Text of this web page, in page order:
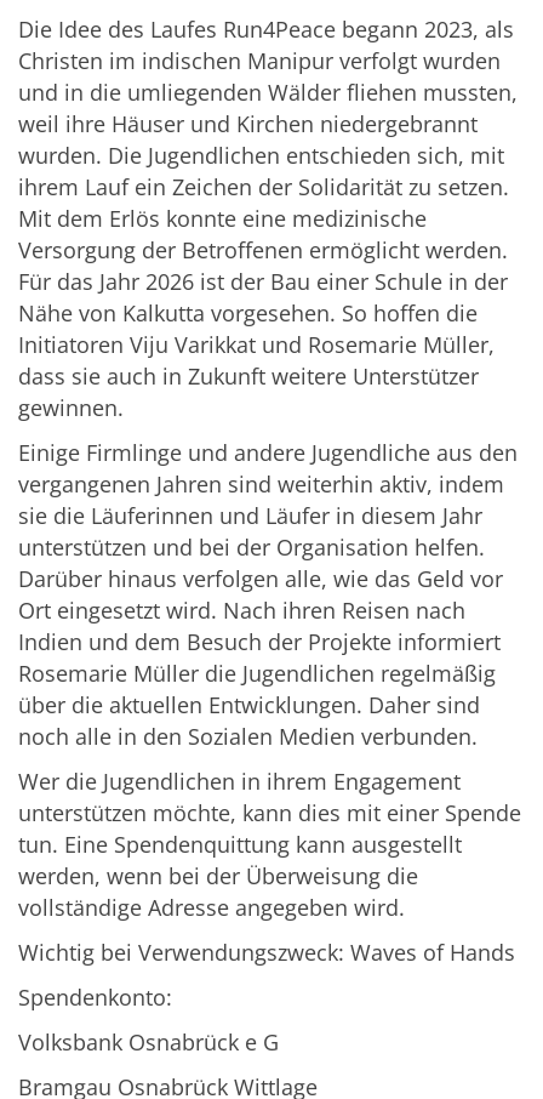
Die Idee des Laufes Run4Peace begann 2023, als
Christen im indischen Manipur verfolgt wurden
und in die umliegenden Wälder fliehen mussten,
weil ihre Häuser und Kirchen niedergebrannt
wurden. Die Jugendlichen entschieden sich, mit
ihrem Lauf ein Zeichen der Solidarität zu setzen.
Mit dem Erlös konnte eine medizinische
Versorgung der Betroffenen ermöglicht werden.
Für das Jahr 2026 ist der Bau einer Schule in der
Nähe von Kalkutta vorgesehen. So hoffen die
Initiatoren Viju Varikkat und Rosemarie Müller,
dass sie auch in Zukunft weitere Unterstützer
gewinnen.
Einige Firmlinge und andere Jugendliche aus den
vergangenen Jahren sind weiterhin aktiv, indem
sie die Läuferinnen und Läufer in diesem Jahr
unterstützen und bei der Organisation helfen.
Darüber hinaus verfolgen alle, wie das Geld vor
Ort eingesetzt wird. Nach ihren Reisen nach
Indien und dem Besuch der Projekte informiert
Rosemarie Müller die Jugendlichen regelmäßig
über die aktuellen Entwicklungen. Daher sind
noch alle in den Sozialen Medien verbunden.
Wer die Jugendlichen in ihrem Engagement
unterstützen möchte, kann dies mit einer Spende
tun. Eine Spendenquittung kann ausgestellt
werden, wenn bei der Überweisung die
vollständige Adresse angegeben wird.
Wichtig bei Verwendungszweck: Waves of Hands
Spendenkonto:
Volksbank Osnabrück e G
Bramgau Osnabrück Wittlage